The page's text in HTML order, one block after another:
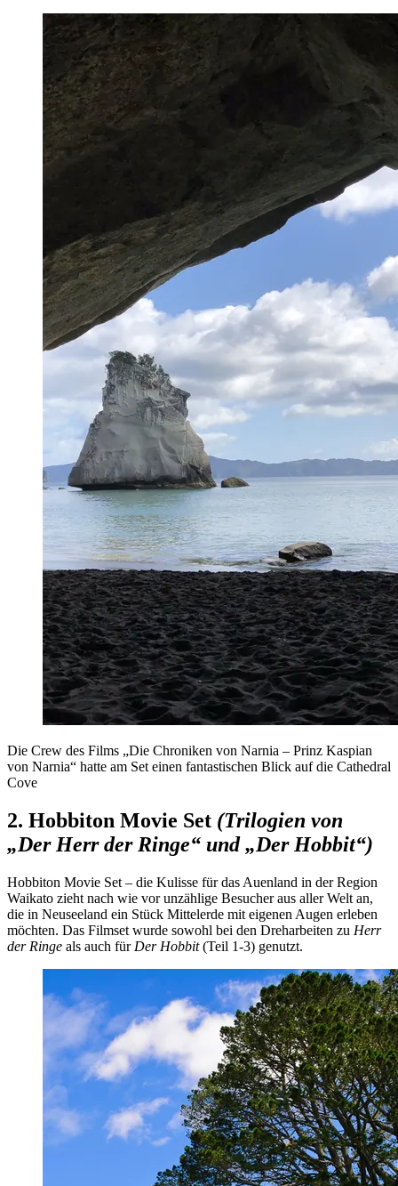
Die Crew des Films „Die Chroniken von Narnia – Prinz Kaspian
von Narnia“ hatte am Set einen fantastischen Blick auf die Cathedral
Cove
2. Hobbiton Movie Set (Trilogien von
„Der Herr der Ringe“ und „Der Hobbit“)
Hobbiton Movie Set – die Kulisse für das Auenland in der Region
Waikato zieht nach wie vor unzählige Besucher aus aller Welt an,
die in Neuseeland ein Stück Mittelerde mit eigenen Augen erleben
möchten. Das Filmset wurde sowohl bei den Dreharbeiten zu Herr
der Ringe als auch für Der Hobbit(Teil 1-3) genutzt.